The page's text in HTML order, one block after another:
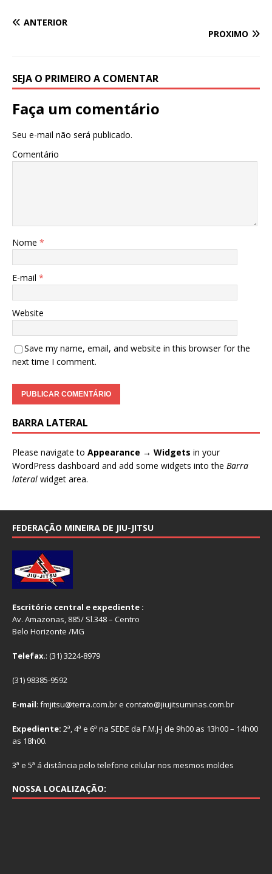
ANTERIOR
PRÓXIMO
SEJA O PRIMEIRO A COMENTAR
Faça um comentário
Seu e-mail não será publicado.
Comentário
Nome *
E-mail *
Website
Save my name, email, and website in this browser for the
next time I comment.
BARRA LATERAL
Please navigate to Appearance → Widgets in your
WordPress dashboard and add some widgets into the Barra
lateral widget area.
FEDERAÇÃO MINEIRA DE JIU-JITSU
Escritório central e expediente :
Av. Amazonas, 885/ Sl.348 – Centro
Belo Horizonte /MG
Telefax.: (31) 3224-8979
(31) 98385-9592
E-mail: fmjitsu@terra.com.br e contato@jiujitsuminas.com.br
Expediente: 2ª, 4ª e 6ª na SEDE da F.M.J-J de 9h00 as 13h00 – 14h00
as 18h00.
3ª e 5ª á distância pelo telefone celular nos mesmos moldes
NOSSA LOCALIZAÇÃO: